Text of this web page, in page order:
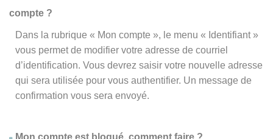
compte ?
Dans la rubrique « Mon compte », le menu « Identifiant »
vous permet de modifier votre adresse de courriel
d’identification. Vous devrez saisir votre nouvelle adresse
qui sera utilisée pour vous authentifier. Un message de
confirmation vous sera envoyé.
Mon compte est bloqué, comment faire ?